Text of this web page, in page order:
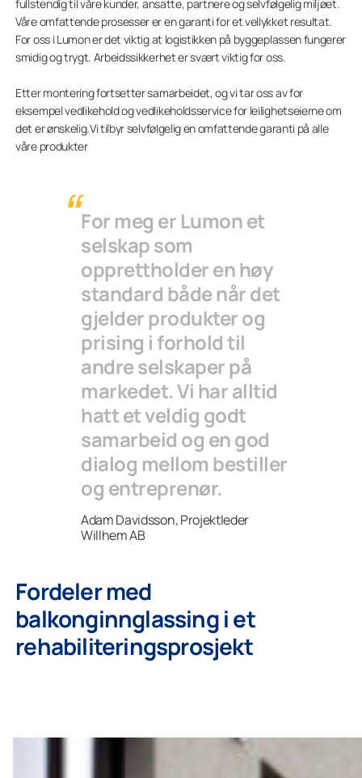
fullstendig til våre kunder, ansatte, partnere og selvfølgelig miljøet.
Våre omfattende prosesser er en garanti for et vellykket resultat.
For oss i Lumon er det viktig at logistikken på byggeplassen fungerer
smidig og trygt. Arbeidssikkerhet er svært viktig for oss.
Etter montering fortsetter samarbeidet, og vi tar oss av for
eksempel vedlikehold og vedlikeholdsservice for leilighetseierne om
det er ønskelig.Vi tilbyr selvfølgelig en omfattende garanti på alle
våre produkter
For meg er Lumon et
selskap som
opprettholder en høy
standard både når det
gjelder produkter og
prising i forhold til
andre selskaper på
markedet. Vi har alltid
hatt et veldig godt
samarbeid og en god
dialog mellom bestiller
og entreprenør.
Adam Davidsson, Projektleder
Willhem AB
Fordeler med
balkonginnglassing i et
rehabiliteringsprosjekt